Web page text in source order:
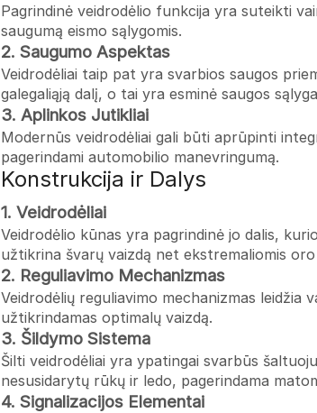
Pagrindinė veidrodėlio funkcija yra suteikti
saugumą eismo sąlygomis.
2. Saugumo Aspektas
Veidrodėliai taip pat yra svarbios saugos
galegaliąją dalį, o tai yra esminė saugos
3. Aplinkos Jutikliai
Modernūs veidrodėliai gali būti aprūpinti
pagerindami automobilio manevringumą.
Konstrukcija ir Dalys
1. Veidrodėliai
Veidrodėlio kūnas yra pagrindinė jo dalis,
užtikrina švarų vaizdą net ekstremaliomis oro
2. Reguliavimo Mechanizmas
Veidrodėlių reguliavimo mechanizmas
užtikrindamas optimalų vaizdą.
3. Šildymo Sistema
Šilti veidrodėliai yra ypatingai svarbūs
nesusidarytų rūkų ir ledo, pagerindama
4. Signalizacijos Elementai